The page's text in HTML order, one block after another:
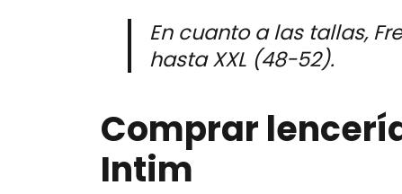
En cuanto a las tallas,
hasta XXL (48-52).
Comprar
Intim